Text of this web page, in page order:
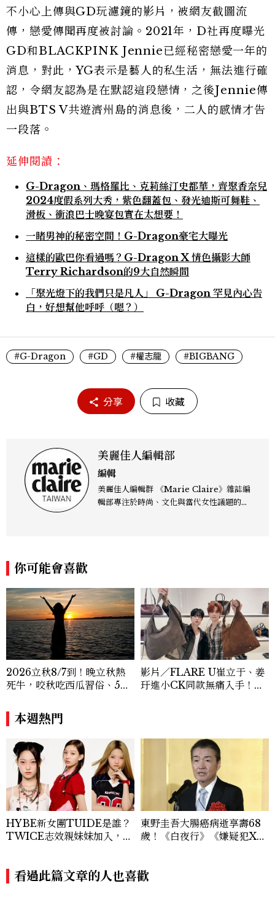
不小心上傳與GD玩濾鏡的影片，被網友截圖流
傳，戀愛傳聞再度被討論。2021年，D社再度曝光
GD和BLACKPINK Jennie已經秘密戀愛一年的
消息，對此，YG表示是藝人的私生活，無法進行確
認，令網友認為是在默認這段戀情，之後Jennie傳
出與BTS V共遊濟州島的消息後，二人的感情才告
一段落。
延伸閱讀：
G-Dragon、瑪格羅比、克莉絲汀史都華，齊聚香奈兒
2024度假系列大秀，紫色翻蓋包、發光迪斯可舞鞋、
滑板、衝浪巴士晚宴包實在太想要！
一睹男神的秘密空間！G-Dragon豪宅大曝光
這樣的歐巴你看過嗎？G-Dragon X 情色攝影大師
Terry Richardson的9大自然瞬間
「聚光燈下的我們只是凡人」 G-Dragon 罕見內心告
白，好想幫他呼呼（嗯？）
#G-Dragon #GD #權志龍 #BIGBANG
分享 收藏
美麗佳人編輯部
編輯
美麗佳人編輯群 《Marie Claire》雜誌編
輯部專注於時尚、文化與當代女性議題的深
度的內容。 《Marie Claire》始終以敏銳
視角與編輯直覺，引領讀者探索女性多元面
貌與生活品味風格的無限可能。
你可能會喜歡
2026立秋8/7到！晚立秋熱
死牛，咬秋吃西瓜習俗、5大
影片／FLARE U崔立于、姜
玗進小CK同款無痛入手！身
本週熱門
HYBE新女團TUIDE是誰？
TWICE志效親妹妹加入，7
東野圭吾大腸癌病逝享壽68
歲！《白夜行》《嫌疑犯X的
看過此篇文章的人也喜歡